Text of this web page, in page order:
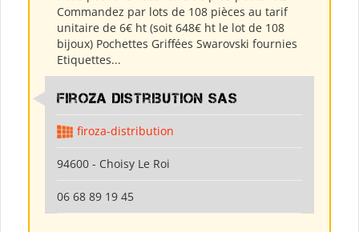
Commandez par lots de 108 pièces au tarif
unitaire de 6€ ht (soit 648€ ht le lot de 108
bijoux) Pochettes Griffées Swarovski fournies
Etiquettes...
Firoza Distribution SAS
firoza-distribution
94600 - Choisy Le Roi
06 68 89 19 45